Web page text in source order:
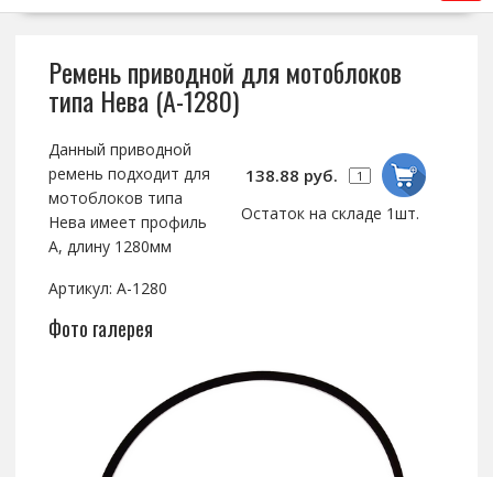
Ремень приводной для мотоблоков
типа Нева (А-1280)
138.88 руб.
Остаток на складе 1шт.
Данный приводной
ремень подходит для
мотоблоков типа
Нева имеет профиль
А, длину 1280мм
Артикул: А-1280
Фото галерея